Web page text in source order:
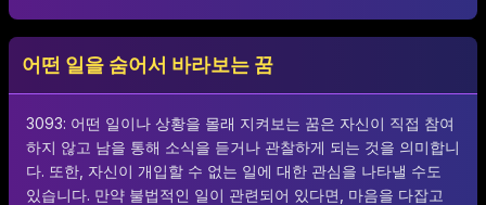
어떤 일을 숨어서 바라보는 꿈
3093: 어떤 일이나 상황을 몰래 지켜보는 꿈은 자신이 직접 참여
하지 않고 남을 통해 소식을 듣거나 관찰하게 되는 것을 의미합니
다. 또한, 자신이 개입할 수 없는 일에 대한 관심을 나타낼 수도
있습니다. 만약 불법적인 일이 관련되어 있다면, 마음을 다잡고